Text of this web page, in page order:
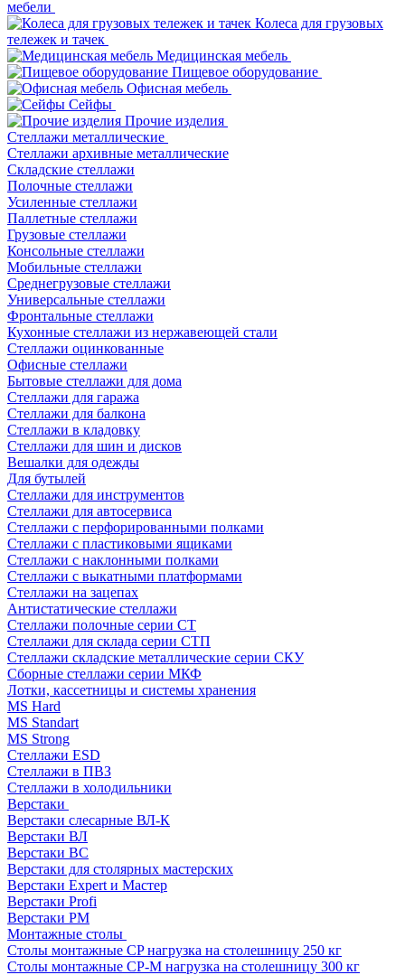
мебели
Колеса для грузовых
тележек и тачек
Медицинская мебель
Пищевое оборудование
Офисная мебель
Сейфы
Прочие изделия
Стеллажи металлические
Cтеллажи архивные металлические
Складские стеллажи
Полочные стеллажи
Усиленные стеллажи
Паллетные стеллажи
Грузовые стеллажи
Консольные стеллажи
Мобильные стеллажи
Среднегрузовые стеллажи
Универсальные стеллажи
Фронтальные стеллажи
Кухонные стеллажи из нержавеющей стали
Стеллажи оцинкованные
Офисные стеллажи
Бытовые стеллажи для дома
Стеллажи для гаража
Стеллажи для балкона
Стеллажи в кладовку
Стеллажи для шин и дисков
Вешалки для одежды
Для бутылей
Стеллажи для инструментов
Стеллажи для автосервиса
Стеллажи с перфорированными полками
Стеллажи с пластиковыми ящиками
Стеллажи с наклонными полками
Стеллажи с выкатными платформами
Стеллажи на зацепах
Антистатические стеллажи
Стеллажи полочные серии СТ
Стеллажи для склада серии СТП
Стеллажи складские металлические серии СКУ
Сборные стеллажи серии МКФ
Лотки, кассетницы и системы хранения
MS Hard
MS Standart
MS Strong
Стеллажи ESD
Стеллажи в ПВЗ
Стеллажи в холодильники
Верстаки
Верстаки слесарные ВЛ-К
Верстаки ВЛ
Верстаки ВС
Верстаки для столярных мастерских
Верстаки Expert и Мастер
Верстаки Profi
Верстаки РМ
Монтажные столы
Столы монтажные СP нагрузка на столешницу 250 кг
Столы монтажные СР-М нагрузка на столешницу 300 кг